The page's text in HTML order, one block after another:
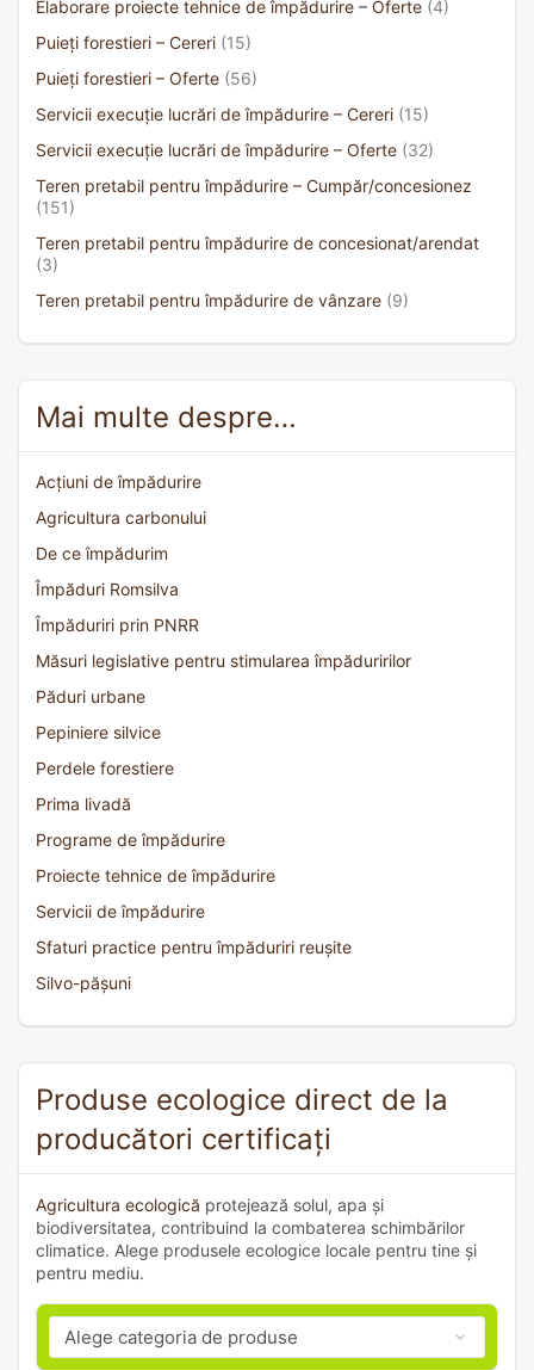
Elaborare proiecte tehnice de împădurire – Oferte (4)
Puieți forestieri – Cereri (15)
Puieți forestieri – Oferte (56)
Servicii execuție lucrări de împădurire – Cereri (15)
Servicii execuție lucrări de împădurire – Oferte (32)
Teren pretabil pentru împădurire – Cumpăr/concesionez
(151)
Teren pretabil pentru împădurire de concesionat/arendat
(3)
Teren pretabil pentru împădurire de vânzare (9)
Mai multe despre…
Acțiuni de împădurire
Agricultura carbonului
De ce împădurim
Împăduri Romsilva
Împăduriri prin PNRR
Măsuri legislative pentru stimularea împăduririlor
Păduri urbane
Pepiniere silvice
Perdele forestiere
Prima livadă
Programe de împădurire
Proiecte tehnice de împădurire
Servicii de împădurire
Sfaturi practice pentru împăduriri reușite
Silvo-pășuni
Produse ecologice direct de la
producători certificați
Agricultura ecologică protejează solul, apa și
biodiversitatea, contribuind la combaterea schimbărilor
climatice. Alege produsele ecologice locale pentru tine și
pentru mediu.